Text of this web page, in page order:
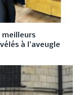
meilleurs
à l’aveugle